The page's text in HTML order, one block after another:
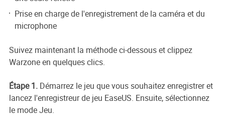
Prise en charge de l'enregistrement de la caméra et du
microphone
Suivez maintenant la méthode ci-dessous et clippez
Warzone en quelques clics.
Étape 1.Démarrez le jeu que vous souhaitez enregistrer et
lancez l'enregistreur de jeu EaseUS. Ensuite, sélectionnez
le mode Jeu.